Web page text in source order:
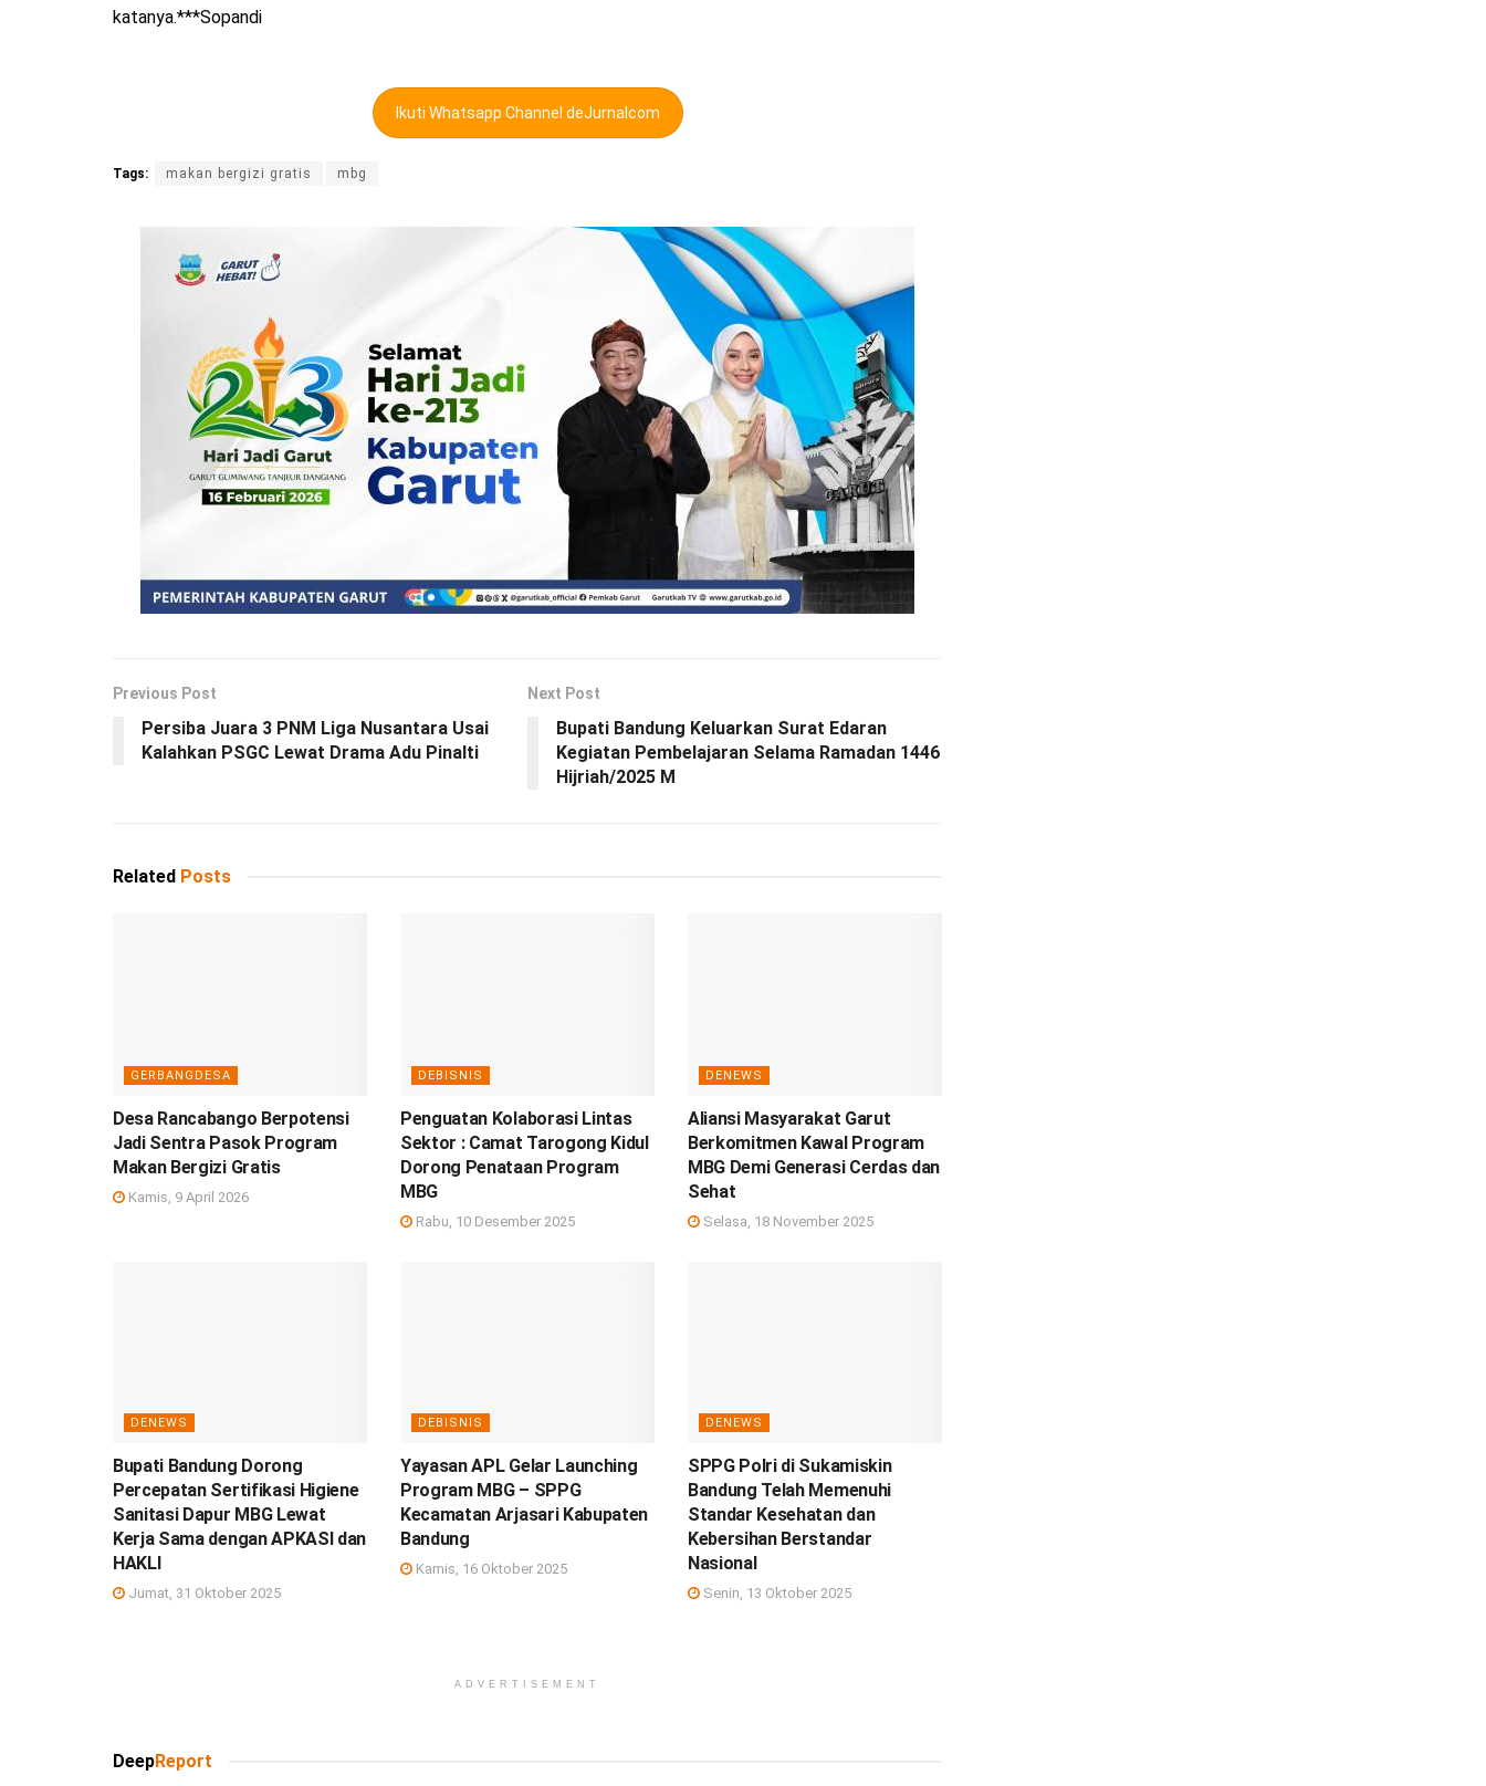
katanya.***Sopandi
Ikuti Whatsapp Channel deJurnalcom
Tags: makan bergizi gratis mbg
Previous Post
Persiba Juara 3 PNM Liga Nusantara Usai
Kalahkan PSGC Lewat Drama Adu Pinalti
Next Post
Bupati Bandung Keluarkan Surat Edaran
Kegiatan Pembelajaran Selama Ramadan 1446
Hijriah/2025 M
Related Posts
GERBANGDESA
Desa Rancabango Berpotensi
Jadi Sentra Pasok Program
Makan Bergizi Gratis
Kamis, 9 April 2026
DEBISNIS
Penguatan Kolaborasi Lintas
Sektor : Camat Tarogong Kidul
Dorong Penataan Program
MBG
Rabu, 10 Desember 2025
DENEWS
Aliansi Masyarakat Garut
Berkomitmen Kawal Program
MBG Demi Generasi Cerdas dan
Sehat
Selasa, 18 November 2025
DENEWS
Bupati Bandung Dorong
Percepatan Sertifikasi Higiene
Sanitasi Dapur MBG Lewat
Kerja Sama dengan APKASI dan
HAKLI
Jumat, 31 Oktober 2025
DEBISNIS
Yayasan APL Gelar Launching
Program MBG – SPPG
Kecamatan Arjasari Kabupaten
Bandung
Kamis, 16 Oktober 2025
DENEWS
SPPG Polri di Sukamiskin
Bandung Telah Memenuhi
Standar Kesehatan dan
Kebersihan Berstandar
Nasional
Senin, 13 Oktober 2025
ADVERTISEMENT
DeepReport